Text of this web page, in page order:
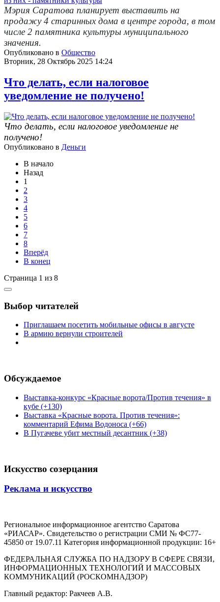
Мэрия Саратова планирует выставить на
продажу 4 старинных дома в центре города, в том
числе 2 памятника культуры муниципального
значения.
Опубликовано в Общество
Вторник, 28 Октябрь 2025 14:24
Что делать, если налоговое
уведомление не получено!
Что делать, если налоговое уведомление не
получено!
Опубликовано в Деньги
В начало
Назад
1
2
3
4
5
6
7
8
Вперёд
В конец
Страница 1 из 8
Выбор читателей
Приглашаем посетить мобильные офисы в августе
В армию вернули строителей
Обсуждаемое
Выставка-конкурс «Красные ворота/Против течения» в
кубе (+130)
Выставка «Красные ворота. Против течения»:
комментарий Ефима Водоноса (+66)
В Пугачеве убит местный десантник (+38)
Искусство созерцания
Реклама и искусство
Региональное информационное агентство Саратова
«РИАСАР». Свидетельство о регистрации СМИ № ФС77-
45850 от 19.07.11 Категория информационной продукции: 16+
ФЕДЕРАЛЬНАЯ СЛУЖБА ПО НАДЗОРУ В СФЕРЕ СВЯЗИ,
ИНФОРМАЦИОННЫХ ТЕХНОЛОГИЙ И МАССОВЫХ
КОММУНИКАЦИЙ (РОСКОМНАДЗОР)
Главный редактор: Ракчеев А.В.